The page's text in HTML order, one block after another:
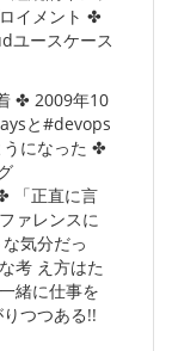
イメント ✤
ユースケース
✤ 2009年10
と#devops
うになった ✤
「正直に言
ァレンスに
気分だっ
考 え方はた
緒に仕事を
つつある!!